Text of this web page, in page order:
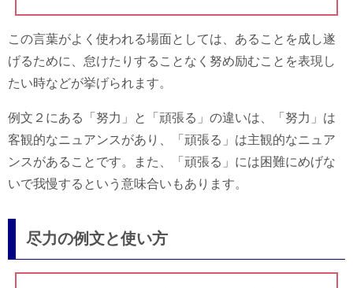
この言葉がよく使われる場面としては、あることを成し遂
げるために、怠けたりすることなく努め励むことを表現し
たい時などが挙げられます。
例文２にある「努力」と「頑張る」の違いは、「努力」は
客観的なニュアンスがあり、「頑張る」は主観的なニュア
ンスがあることです。また、「頑張る」には困難にめげな
いで我慢するという意味合いもあります。
尽力の例文と使い方